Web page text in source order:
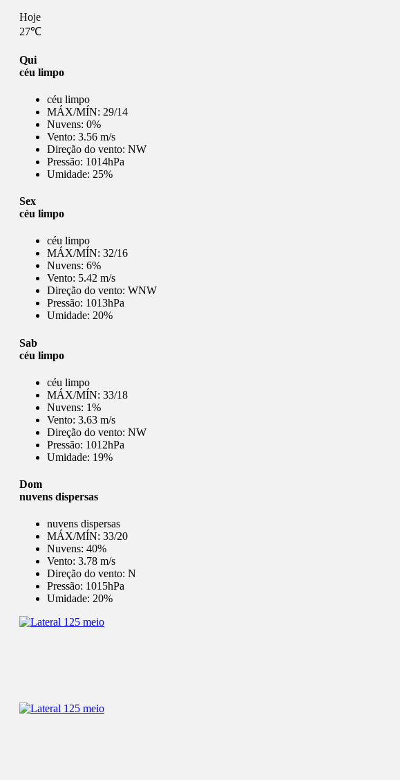
Hoje
27℃
Qui
céu limpo
céu limpo
MÁX/MÍN: 29/14
Nuvens: 0%
Vento: 3.56 m/s
Direção do vento: NW
Pressão: 1014hPa
Umidade: 25%
Sex
céu limpo
céu limpo
MÁX/MÍN: 32/16
Nuvens: 6%
Vento: 5.42 m/s
Direção do vento: WNW
Pressão: 1013hPa
Umidade: 20%
Sab
céu limpo
céu limpo
MÁX/MÍN: 33/18
Nuvens: 1%
Vento: 3.63 m/s
Direção do vento: NW
Pressão: 1012hPa
Umidade: 19%
Dom
nuvens dispersas
nuvens dispersas
MÁX/MÍN: 33/20
Nuvens: 40%
Vento: 3.78 m/s
Direção do vento: N
Pressão: 1015hPa
Umidade: 20%